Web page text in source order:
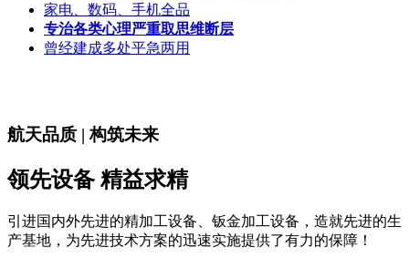
家电、数码、手机全品
专治各类心理严重取思维断层
曾经建成多处平急两用
航天品质 | 构筑未来
领先设备 精益求精
引进国内外先进的精加工设备、钣金加工设备，造就先进的生
产基地，为先进技术方案的迅速实施提供了有力的保障！